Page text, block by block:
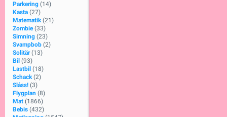
Parkering (14)
Kasta (27)
Matematik (21)
Zombie (33)
Simning (23)
Svampbob (2)
Solitär (13)
Bil (93)
Lastbil (18)
Schack (2)
Slåss! (3)
Flygplan (8)
Mat (1866)
Bebis (432)